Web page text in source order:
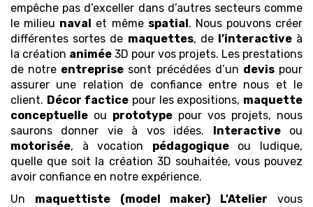
empêche pas d’exceller dans d’autres secteurs comme
le milieu naval et même spatial. Nous pouvons créer
différentes sortes de maquettes, de l’interactiveà
la création animée 3D pour vos projets. Les prestations
de notre entreprise sont précédées d’un devispour
assurer une relation de confiance entre nous et le
client. Décor factice pour les expositions, maquette
conceptuelle ou prototype pour vos projets, nous
saurons donner vie à vos idées. Interactiveou
motorisée, à vocation pédagogiqueou ludique,
quelle que soit la création 3D souhaitée, vous pouvez
avoir confiance en notre expérience.
Un
maquettiste (model maker) L'Ateliervous